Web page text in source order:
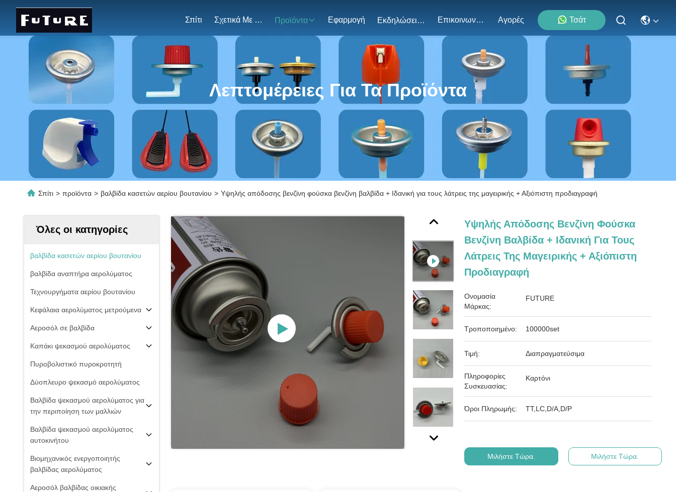
Σπίτι Σχετικά Με Εμάς Προϊόντα Εφαρμογή Εκδηλώσεις Επικοινωνήστε Μαζί Μας Αγορές Τσάτ
Λεπτομέρειες Για Τα Προϊόντα
Σπίτι > προϊόντα > βαλβίδα κασετών αερίου βουτανίου > Υψηλής απόδοσης βενζίνη φούσκα βενζίνη βαλβίδα + Ιδανική για τους λάτρεις της μαγειρικής + Αξιόπιστη προδιαγραφή
Όλες οι κατηγορίες
βαλβίδα κασετών αερίου βουτανίου
βαλβίδα αναπτήρα αερολύματος
Τεχνουργήματα αερίου βουτανίου
Κεφάλαια αερολύματος μετρούμενα
Αεροσόλ σε βαλβίδα
Καπάκι ψεκασμού αερολύματος
Πυροβολιστικό πυροκροτητή
Δύοπλευρο ψεκασμό αερολύματος
Βαλβίδα ψεκασμού αερολύματος για
την περιποίηση των μαλλιών
Βαλβίδα ψεκασμού αερολύματος
αυτοκινήτου
Βιομηχανικός ενεργοποιητής
βαλβίδας αερολύματος
Αεροσόλ βαλβίδας οικιακής
Υψηλής Απόδοσης Βενζίνη Φούσκα
Βενζίνη Βαλβίδα + Ιδανική Για Τους
Λάτρεις Της Μαγειρικής + Αξιόπιστη
Προδιαγραφή
Ονομασία
Μάρκας:
FUTURE
Τροποποιημένο: 100000set
Τιμή: Διαπραγματεύσιμα
Πληροφορίες
Συσκευασίας:
Καρτόνι
Όροι Πληρωμής: ΤΤ,LC,D/A,D/P
Μιλήστε Τώρα. Μιλήστε Τώρα.